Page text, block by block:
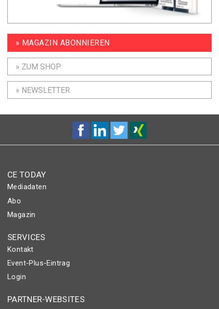
» MAGAZIN ABONNIEREN
» ZUM SHOP
» NEWSLETTER
CE TODAY
Mediadaten
Abo
Magazin
SERVICES
Kontakt
Event-Plus-Eintrag
Login
PARTNER-WEBSITES